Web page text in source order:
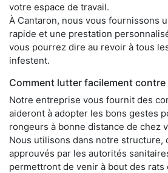
votre espace de travail.
À Cantaron, nous vous fournissons
rapide et une prestation
vous pourrez dire au revoir à tous
infestent.
Comment lutter facilement contre
Notre entreprise vous fournit des
aideront à adopter les bons gestes
rongeurs à bonne distance de chez
Nous utilisons dans notre structure,
approuvés par les autorités
permettront de venir à bout des rats